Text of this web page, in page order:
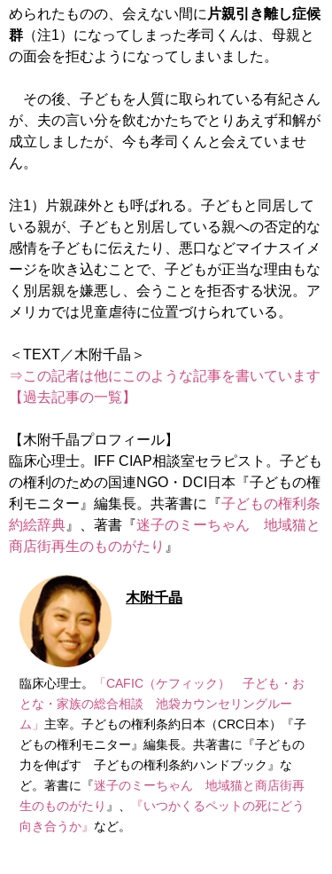
められたものの、会えない間に 片親引き離し症候
群 （注1）になってしまった孝司くんは、母親と
の面会を拒むようになってしまいました。
その後、子どもを人質に取られている有紀さん
が、夫の言い分を飲むかたちでとりあえず和解が
成立しましたが、今も孝司くんと会えていませ
ん。
注1）片親疎外とも呼ばれる。子どもと同居して
いる親が、子どもと別居している親への否定的な
感情を子どもに伝えたり、悪口などマイナスイメ
ージを吹き込むことで、子どもが正当な理由もな
く別居親を嫌悪し、会うことを拒否する状況。ア
メリカでは児童虐待に位置づけられている。
⇒この記者は他にこのような記事を書いています
【過去記事の一覧】
【木附千晶プロフィール】
臨床心理士。IFF CIAP相談室セラピスト。子ども
の権利のための国連NGO・DCI日本『子どもの権
利モニター』編集長。共著書に『子どもの権利条
約絵辞典 』、著書『迷子のミーちゃん 地域猫と
商店街再生のものがたり 』
木附千晶
臨床心理士。
「CAFIC（ケフィック） 子ども・お
とな・家族の総合相談 池袋カウンセリングルー
ム」 主宰。子どもの権利条約日本（CRC日本）『子
どもの権利モニター』編集長。共著書に『子どもの
力を伸ばす 子どもの権利条約ハンドブック』な
ど。著書に『迷子のミーちゃん 地域猫と商店街再
生のものがたり 』、
『いつかくるペットの死にどう
向き合うか』 など。